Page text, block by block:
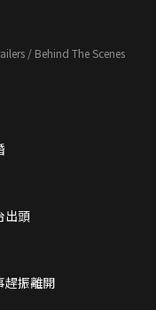
/ Behind The Scenes
出頭
趕振離開